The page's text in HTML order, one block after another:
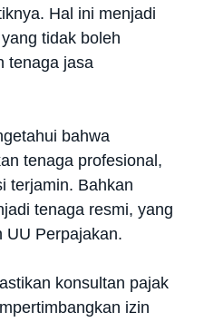
Hal ini menjadi
tidak boleh
tenaga jasa
bahwa
tenaga profesional,
terjamin. Bahkan
tenaga resmi, yang
UU Perpajakan.
konsultan pajak
izin